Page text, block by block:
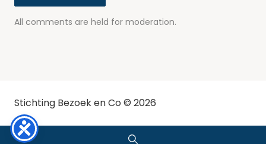
All comments are held for moderation.
Stichting Bezoek en Co © 2026